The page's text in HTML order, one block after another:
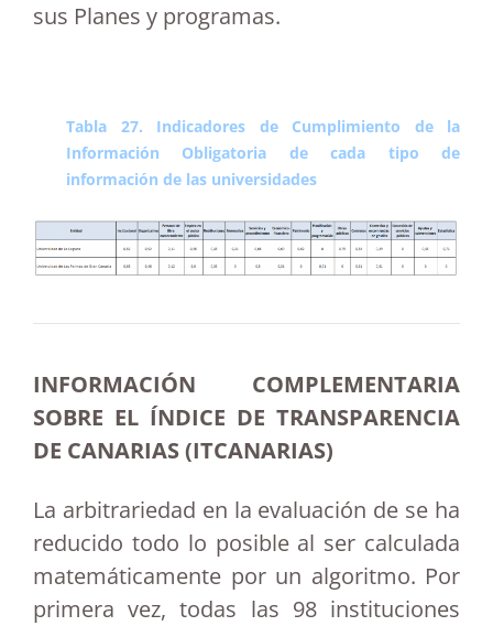
sus Planes y programas.
Tabla 27. Indicadores de Cumplimiento de la
Información Obligatoria de cada tipo de
información de las universidades
INFORMACIÓN COMPLEMENTARIA
SOBRE EL ÍNDICE DE TRANSPARENCIA
DE CANARIAS (ITCANARIAS)
La arbitrariedad en la evaluación de se ha
reducido todo lo posible al ser calculada
matemáticamente por un algoritmo. Por
primera vez, todas las 98 instituciones